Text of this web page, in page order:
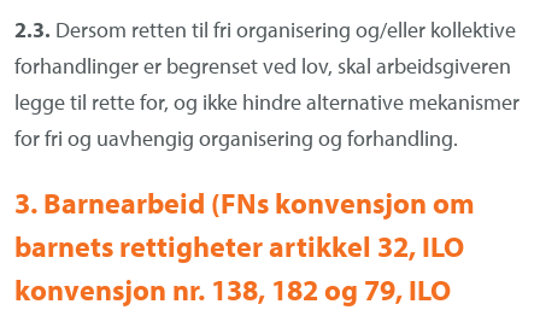
2.3. Dersom retten til fri organisering og/eller kollektive
forhandlinger er begrenset ved lov, skal arbeidsgiveren
legge til rette for, og ikke hindre alternative mekanismer
for fri og uavhengig organisering og forhandling.
3. Barnearbeid (FNs konvensjon om
barnets rettigheter artikkel 32, ILO
konvensjon nr. 138, 182 og 79, ILO